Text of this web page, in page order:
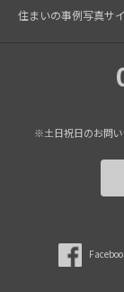
住まいの事例写真サ
※土日祝日のお問い